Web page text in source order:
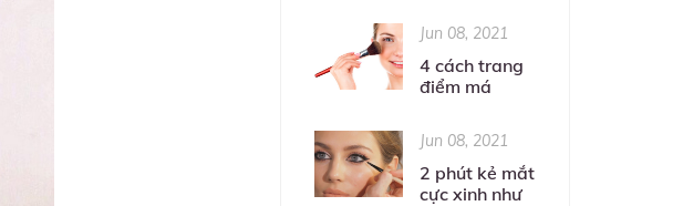
các nàng
Jun 08, 2021
4 cách trang
điểm má
giản nhưng
hiệu quả
Jun 08, 2021
2 phút kẻ mắt
cực xinh như